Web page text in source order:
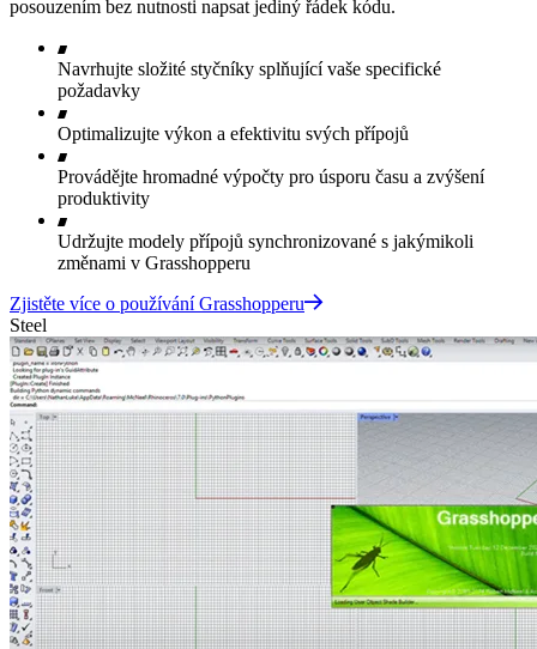
posouzením bez nutnosti napsat jediný řádek kódu.
Navrhujte složité styčníky splňující vaše specifické
požadavky
Optimalizujte výkon a efektivitu svých přípojů
Provádějte hromadné výpočty pro úsporu času a zvýšení
produktivity
Udržujte modely přípojů synchronizované s jakýmikoli
změnami v Grasshopperu
Zjistěte více o používání Grasshopperu
Steel